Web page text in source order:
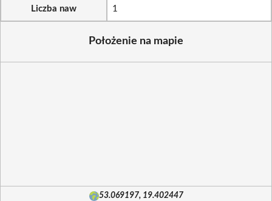
Liczba naw 1
Położenie na mapie
53.069197, 19.402447